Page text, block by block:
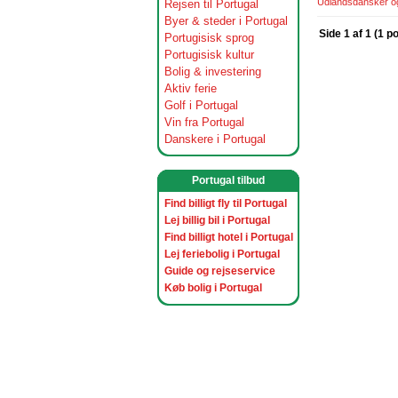
Rejsen til Portugal
Byer & steder i Portugal
Portugisisk sprog
Portugisisk kultur
Bolig & investering
Aktiv ferie
Golf i Portugal
Vin fra Portugal
Danskere i Portugal
Portugal tilbud
Find billigt fly til Portugal
Lej billig bil i Portugal
Find billigt hotel i Portugal
Lej feriebolig i Portugal
Guide og rejseservice
Køb bolig i Portugal
Side 1 af 1 (1